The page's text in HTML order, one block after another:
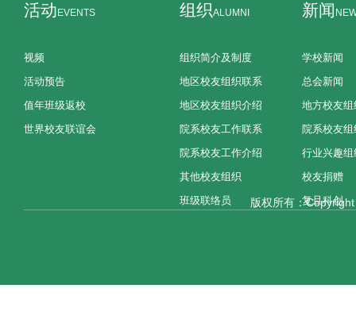
活动 EVENTS
视频
活动预告
值年班级返校
世界校友联谊会
组织ALUMNI
组织简介及制度
地区校友组织联系
地区校友组织介绍
院系校友工作联系
院系校友工作介绍
其他校友组织
班级联络员
新闻
学校新闻
总会新闻
地方校友组
院系校友组
行业兴趣组
校友捐赠
复旦科创
版权所有：